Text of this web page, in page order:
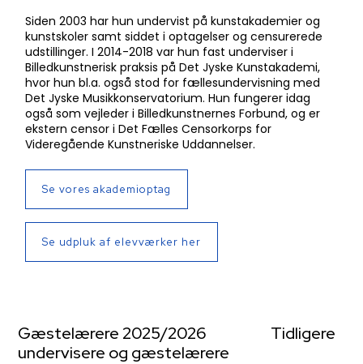
Siden 2003 har hun undervist på kunstakademier og
kunstskoler samt siddet i optagelser og censurerede
udstillinger. I 2014-2018 var hun fast underviser i
Billedkunstnerisk praksis på Det Jyske Kunstakademi,
hvor hun bl.a. også stod for fællesundervisning med
Det Jyske Musikkonservatorium. Hun fungerer idag
også som vejleder i Billedkunstnernes Forbund, og er
ekstern censor i Det Fælles Censorkorps for
Videregående Kunstneriske Uddannelser.
Se vores akademioptag
Se udpluk af elevværker her​
Gæstelærere 2025/2026 Tidligere
undervisere og gæstelærere